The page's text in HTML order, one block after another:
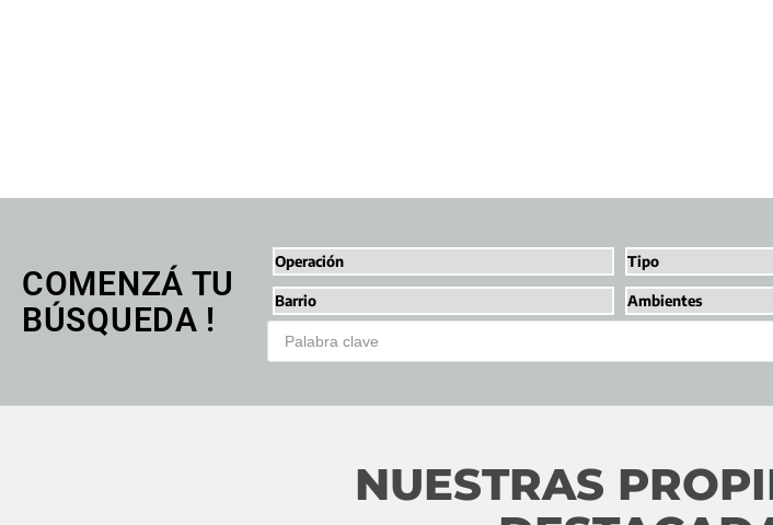
COMENZÁ TU
BÚSQUEDA !
NUESTRAS